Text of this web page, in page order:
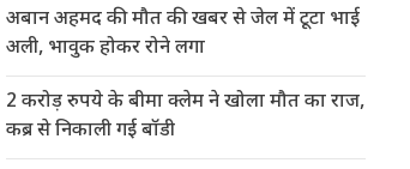
अबान अहमद की मौत की खबर से जेल में टूटा भाई
अली, भावुक होकर रोने लगा
2 करोड़ रुपये के बीमा क्लेम ने खोला मौत का राज,
कब्र से निकाली गई बॉडी